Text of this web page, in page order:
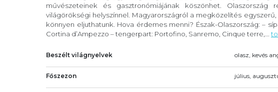
művészeteinek és gasztronómiájának köszönhet.
világörökségi helyszínnel. Magyarországról a megközelítés
könnyen eljuthatunk. Hova érdemes menni? Észak-Olaszország: –
Cortina d’Ampezzo – tengerpart: Portofino, Sanremo, Cinque terre,...
Beszélt világnyelvek olasz, kevés
Főszezon július,